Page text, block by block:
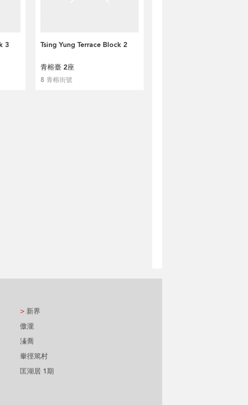
3 Tsing Yung Terrace Block 2
青榕臺 2座
8 青榕街號
> 新界
傲瀧
溱喬
輋徑篤村
匡湖居 1期